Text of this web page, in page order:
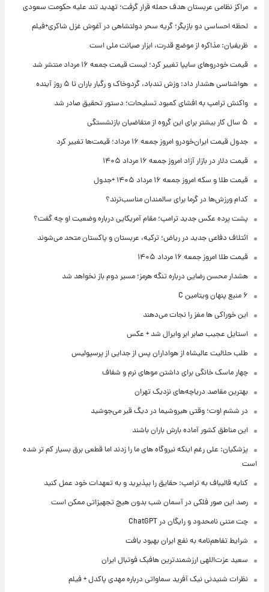
مراکز نظامی عربستان هدف حمله قرار گرفت؛ تهدید تند علیه حکومت سعودی
لحظه احساسی دو بازیگر؛ گریه سحر دولتشاهی در آغوش غزل شاکری+فیلم
ظریفیان: مذاکره از موضع قدرت، ابزار صیانت ملی است
قیمت خودروهای سایپا تغییر کرد؛ لیست قیمت جمعه ۱۶ مرداد منتشر شد
هواشناسی هشدار داد: وزش تندباد، گردوخاک و رگبار باران تا ۵ روز آینده
واکنش ترامپ به افشای کمبود تسلیحات؛ دستور تحقیق صادر شد
۵ سال کار بیشتر برای این گروه از متقاضیان بازنشستگی
جدول قیمت ایران‌خودرو امروز جمعه ۱۶ مرداد؛ قیمت‌ها تغییر کرد
قیمت دلار در بازار آزاد امروز جمعه ۱۶ مرداد ۱۴۰۵
قیمت طلا و سکه امروز جمعه ۱۶ مرداد ۱۴۰۵ +جدول
کدام ورزش‌ها در گرما برای سالمندان مناسب‌ترند؟
پشت پرده عکس جدید ترامپ؛ مقام آمریکایی درباره وضعیت او چه گفت؟
ائتلاف دفاعی جدید در ریاض؛ ترکیه، عربستان و پاکستان متحد می‌شوند
قیمت طلا امروز جمعه ۱۶ مرداد ۱۴۰۵
هشدار محسن رضایی درباره تنگه هرمز؛ مسیر دوم باز نخواهد شد
۶ منبع پنهان ویتامین C
این خوراکی ها مغز را نجات می‌دهند
استایل عجیب صابر ابر وایرال شد + عکس
طلب حلالیت عالیشاه از هواداران پس از جدایی از پرسپولیس
چهار ماسک خانگی برای داشتن موهای نرم و شفاف
بهترین مقاصد دریاچه‌های نزدیک تهران
در ششم اوت؛ وقتی هیروشیما در دیگ قیر می‌جوشید
این مناطق کشور آماده بارش باران باشند
پزشکیان: علی رغم اینکه نیروگاه های ما را زدند اما قطعی برق بسیار کم تر شده
است
کنایه قالیباف به ترامپ: حقایق را بپذیرید و به تعهدات خود عمل کنید
رصد این صور فلکی در آسمان شب بدون هیچ تجهیزاتی ممکن است
چت متنی نامحدود و رایگان در ChatGPT
شرایط تفاهم‌نامه به نفع ایران بهبود یافت
سعید عزت‌اللهی ارزشمندترین هافبک فوتبال ایران
نظرات شنیدنی نیک آفرید سماواتی درباره مهدی پاکدل + فیلم